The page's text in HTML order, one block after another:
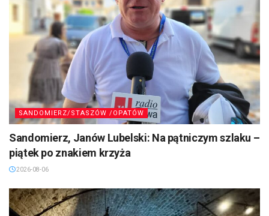
SANDOMIERZ/STASZÓW /OPATÓW
Sandomierz, Janów Lubelski: Na pątniczym szlaku –
piątek po znakiem krzyża
2026-08-06